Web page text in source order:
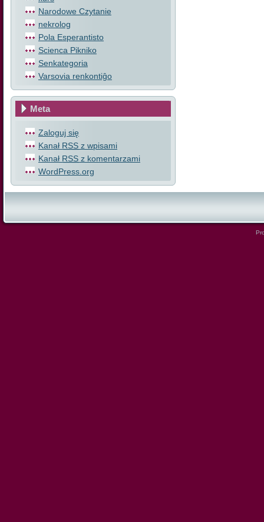
Narodowe Czytanie
nekrolog
Pola Esperantisto
Scienca Pikniko
Senkategoria
Varsovia renkontiĝo
Meta
Zaloguj się
Kanał RSS z wpisami
Kanał RSS z komentarzami
WordPress.org